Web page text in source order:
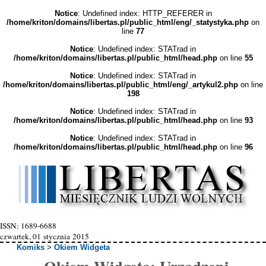
Notice: Undefined index: HTTP_REFERER in
/home/kriton/domains/libertas.pl/public_html/eng/_statystyka.php on
line 77
Notice: Undefined index: STATrad in
/home/kriton/domains/libertas.pl/public_html/head.phpon line 55
Notice: Undefined index: STATrad in
/home/kriton/domains/libertas.pl/public_html/eng/_artykul2.php on line
198
Notice: Undefined index: STATrad in
/home/kriton/domains/libertas.pl/public_html/head.phpon line 93
Notice: Undefined index: STATrad in
/home/kriton/domains/libertas.pl/public_html/head.phpon line 96
ISSN: 1689-6688
czwartek, 01 stycznia 2015
Komiks >Okiem Widgeta